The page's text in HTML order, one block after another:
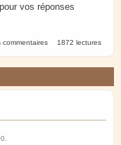
vos réponses
commentaires 1872 lectures